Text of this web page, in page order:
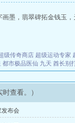
墨，翡翠碑拓金钱玉
级传奇商店 超级运动专家
都市极品医仙 九天 酋长别
查看。）
发布会